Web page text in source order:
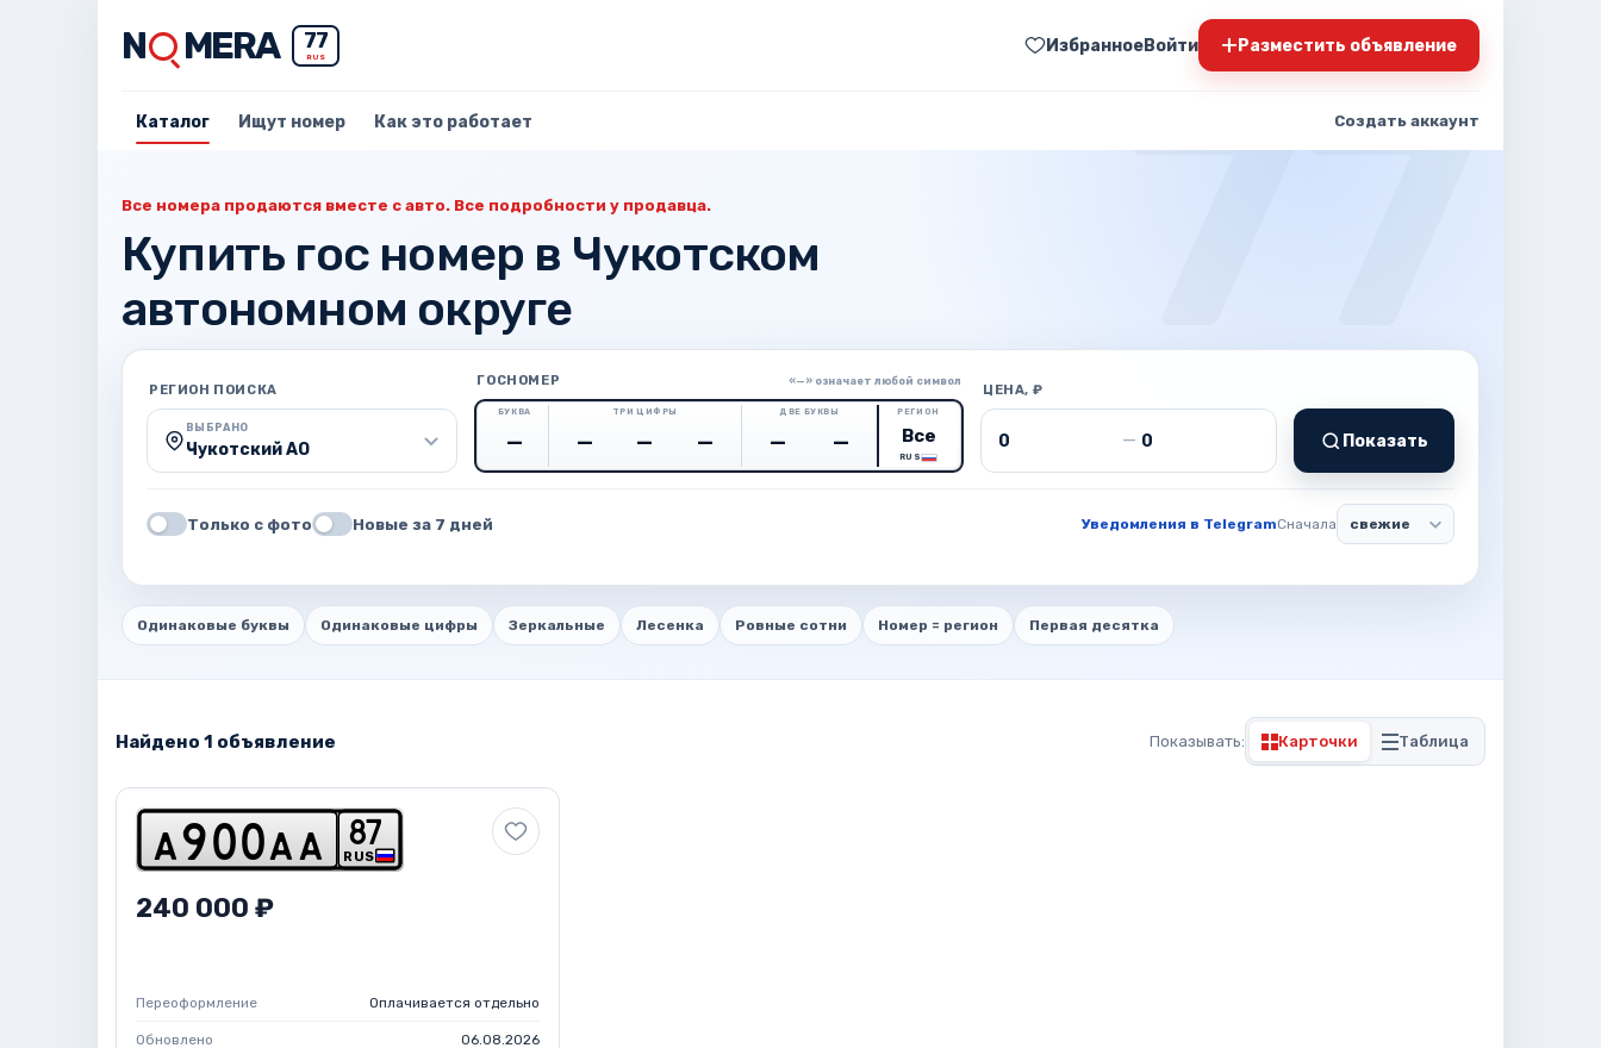
N MERA 77
RUS
ИзбранноеВойти + Разместить объявление
Каталог Ищут номер Как это работает Создать аккаунт
Все номера продаются вместе с авто. Все подробности у продавца.
Купить гос номер в Чукотском
автономном округе
РЕГИОН ПОИСКА
ВЫБРАНО
Чукотский АО
ГОСНОМЕР «—» означает любой символ
БУКВА ТРИ ЦИФРЫ ДВЕ БУКВЫ РЕГИОН
RUS
ЦЕНА, ₽
Цена от — Цена до Показать
Только с фото Новые за 7 дней Уведомления в TelegramСначала
Одинаковые буквы Одинаковые цифры Зеркальные Лесенка Ровные сотни Номер = регион Первая десятка
Найдено 1 объявление Показывать: Карточки Таблица
a 9 0 0 a a RUS
87
240 000 ₽
Переоформление Оплачивается отдельно
Обновлено 06.08.2026